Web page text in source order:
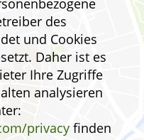
des
und Cookies
Daher ist es
Ihre Zugriffe
analysieren
privacy finden